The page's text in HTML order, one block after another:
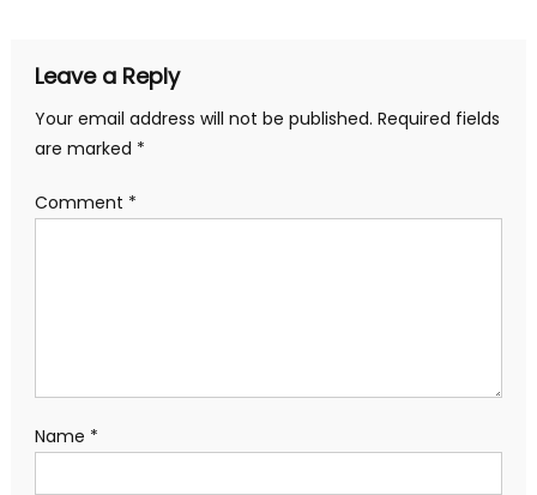
Leave a Reply
Your email address will not be published. Required fields
are marked *
Comment *
Name *